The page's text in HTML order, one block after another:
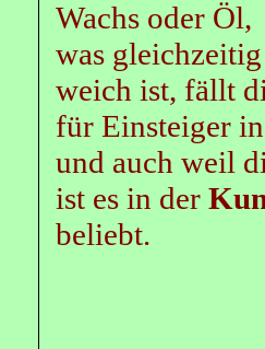
Wachs oder Öl,
was
weich ist, fällt
für Einsteiger
und auch weil
ist es in der
beliebt.